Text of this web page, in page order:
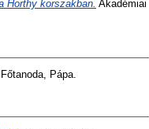
Horthy korszakban. Akadémiai
Pápa.